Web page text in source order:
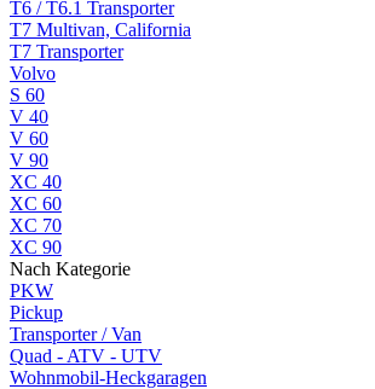
T6 / T6.1 Transporter
T7 Multivan, California
T7 Transporter
Volvo
S 60
V 40
V 60
V 90
XC 40
XC 60
XC 70
XC 90
Nach Kategorie
PKW
Pickup
Transporter / Van
Quad - ATV - UTV
Wohnmobil-Heckgaragen